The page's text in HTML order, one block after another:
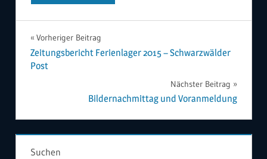
Beitragsnavigation
Vorheriger Beitrag
Zeitungsbericht Ferienlager 2015 – Schwarzwälder
Post
Nächster Beitrag
Bildernachmittag und Voranmeldung
Suchen